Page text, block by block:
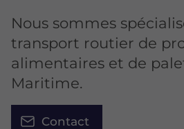
Nous sommes
transport routier de
alimentaires et de
Maritime.
Contact